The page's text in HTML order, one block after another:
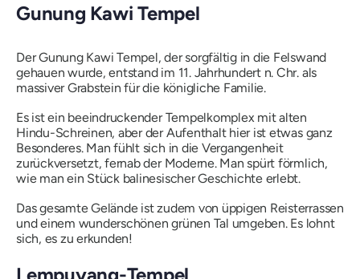
Gunung Kawi Tempel
Der Gunung Kawi Tempel, der sorgfältig in die Felswand
gehauen wurde, entstand im 11. Jahrhundert n. Chr. als
massiver Grabstein für die königliche Familie.
Es ist ein beeindruckender Tempelkomplex mit alten
Hindu-Schreinen, aber der Aufenthalt hier ist etwas ganz
Besonderes. Man fühlt sich in die Vergangenheit
zurückversetzt, fernab der Moderne. Man spürt förmlich,
wie man ein Stück balinesischer Geschichte erlebt.
Das gesamte Gelände ist zudem von üppigen Reisterrassen
und einem wunderschönen grünen Tal umgeben. Es lohnt
sich, es zu erkunden!